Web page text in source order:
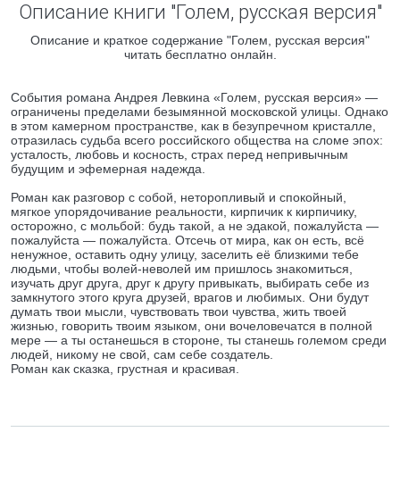
Описание книги "Голем, русская версия"
Описание и краткое содержание "Голем, русская версия"
читать бесплатно онлайн.
События романа Андрея Левкина «Голем, русская версия» —
ограничены пределами безымянной московской улицы. Однако
в этом камерном пространстве, как в безупречном кристалле,
отразилась судьба всего российского общества на сломе эпох:
усталость, любовь и косность, страх перед непривычным
будущим и эфемерная надежда.
Роман как разговор с собой, неторопливый и спокойный,
мягкое упорядочивание реальности, кирпичик к кирпичику,
осторожно, с мольбой: будь такой, а не эдакой, пожалуйста —
пожалуйста — пожалуйста. Отсечь от мира, как он есть, всё
ненужное, оставить одну улицу, заселить её близкими тебе
людьми, чтобы волей-неволей им пришлось знакомиться,
изучать друг друга, друг к другу привыкать, выбирать себе из
замкнутого этого круга друзей, врагов и любимых. Они будут
думать твои мысли, чувствовать твои чувства, жить твоей
жизнью, говорить твоим языком, они вочеловечатся в полной
мере — а ты останешься в стороне, ты станешь големом среди
людей, никому не свой, сам себе создатель.
Роман как сказка, грустная и красивая.